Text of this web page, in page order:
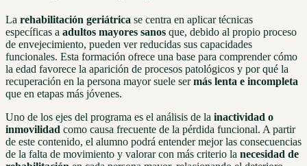
La rehabilitación geriátrica se centra en aplicar técnicas
específicas a adultos mayores sanos que, debido al propio proceso
de envejecimiento, pueden ver reducidas sus capacidades
funcionales. Esta formación ofrece una base para comprender cómo
la edad favorece la aparición de procesos patológicos y por qué la
recuperación en la persona mayor suele sermás lenta e incompleta
que en etapas más jóvenes.
Uno de los ejes del programa es el análisis de la inactividad o
inmovilidad como causa frecuente de la pérdida funcional. A partir
de este contenido, el alumno podrá entender mejor las consecuencias
de la falta de movimiento y valorar con más criterio la necesidad de